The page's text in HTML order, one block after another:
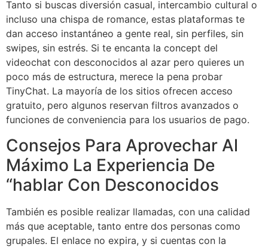
Tanto si buscas diversión casual, intercambio cultural o
incluso una chispa de romance, estas plataformas te
dan acceso instantáneo a gente real, sin perfiles, sin
swipes, sin estrés. Si te encanta la concept del
videochat con desconocidos al azar pero quieres un
poco más de estructura, merece la pena probar
TinyChat. La mayoría de los sitios ofrecen acceso
gratuito, pero algunos reservan filtros avanzados o
funciones de conveniencia para los usuarios de pago.
Consejos Para Aprovechar Al
Máximo La Experiencia De
“hablar Con Desconocidos
También es posible realizar llamadas, con una calidad
más que aceptable, tanto entre dos personas como
grupales. El enlace no expira, y si cuentas con la